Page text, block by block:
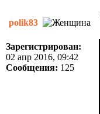
polik83
Зарегистрирован:
02 апр 2016, 09:42
Сообщения: 125